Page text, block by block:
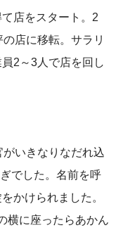
店をスタート。2
店に移転。サラリ
2～3人で店を回し
いきなりなだれ込
でした。名前を呼
かけられました。
横に座ったらあかん